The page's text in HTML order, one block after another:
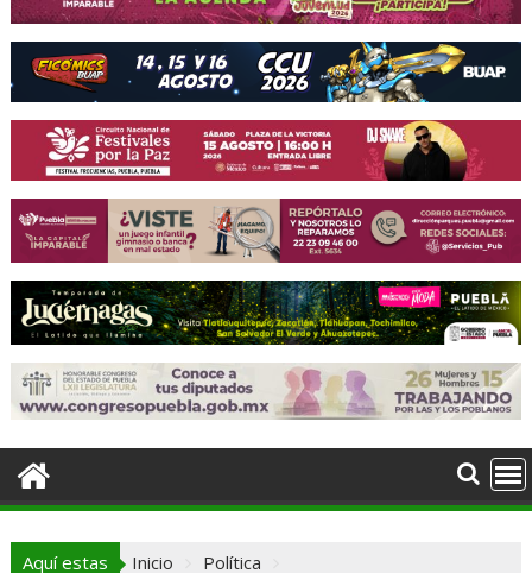
Aquí estas Inicio
Política